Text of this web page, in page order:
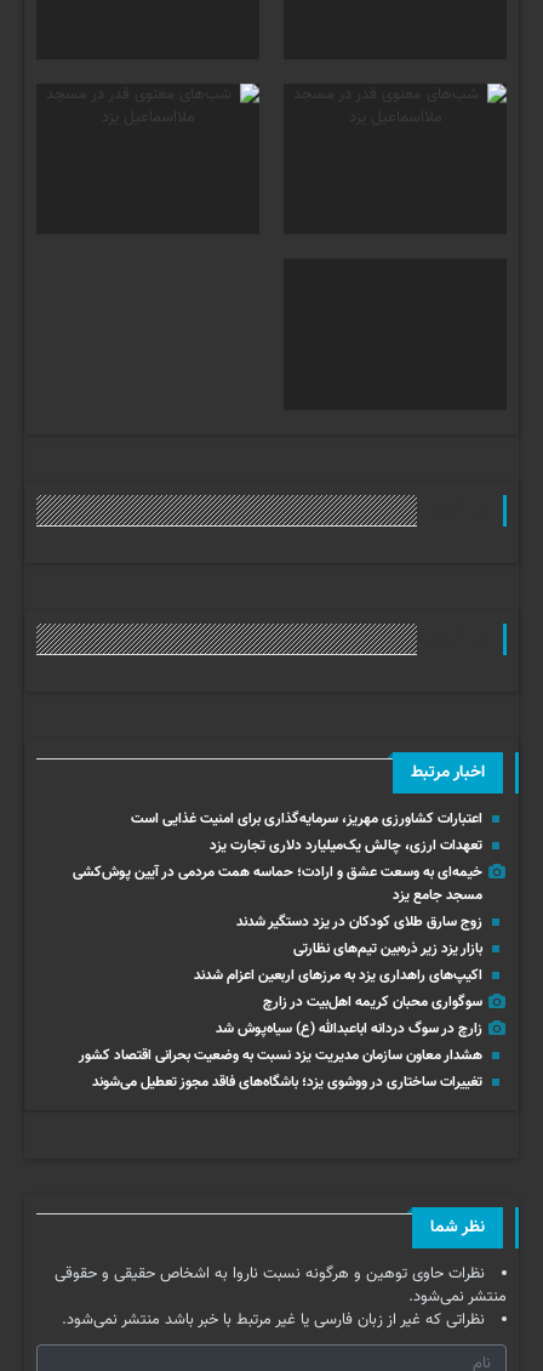
اخبار مرتبط
اعتبارات کشاورزی مهریز، سرمایه‌گذاری برای امنیت غذایی است
تعهدات ارزی، چالش یک‌میلیارد دلاری تجارت یزد
خیمه‌ای به وسعت عشق و ارادت؛ حماسه همت مردمی در آیین پوش‌کشی
مسجد جامع یزد
زوج سارق طلای کودکان در یزد دستگیر شدند
بازار یزد زیر ذره‌بین تیم‌های نظارتی
اکیپ‌های راهداری یزد به مرزهای اربعین اعزام شدند
سوگواری محبان کریمه اهل‌بیت در زارچ
زارچ در سوگ دردانه اباعبدالله (ع) سیاه‌پوش شد
هشدار معاون سازمان مدیریت یزد نسبت به وضعیت بحرانی اقتصاد کشور
تغییرات ساختاری در ووشوی یزد؛ باشگاه‌های فاقد مجوز تعطیل می‌شوند
نظر شما
نظرات حاوی توهین و هرگونه نسبت ناروا به اشخاص حقیقی و حقوقی
منتشر نمی‌شود.
نظراتی که غیر از زبان فارسی یا غیر مرتبط با خبر باشد منتشر نمی‌شود.